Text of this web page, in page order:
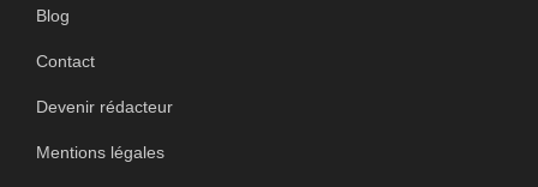
Blog
Contact
Devenir rédacteur
Mentions légales